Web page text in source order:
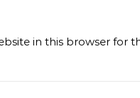
in this browser for